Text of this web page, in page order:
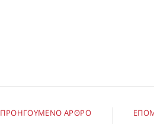
ΠΡΟΗΓΟΥΜΕΝΟ ΑΡΘΡΟ